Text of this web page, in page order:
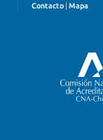
Contacto | Mapa